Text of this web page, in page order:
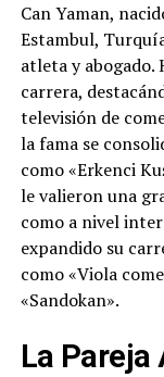
Can Yaman,
Estambul,
atleta y
carrera,
televisión de
la fama se
como «Erkenci
le valieron una
como a nivel
expandido su
como «Viola
«Sandokan».
La Pareja